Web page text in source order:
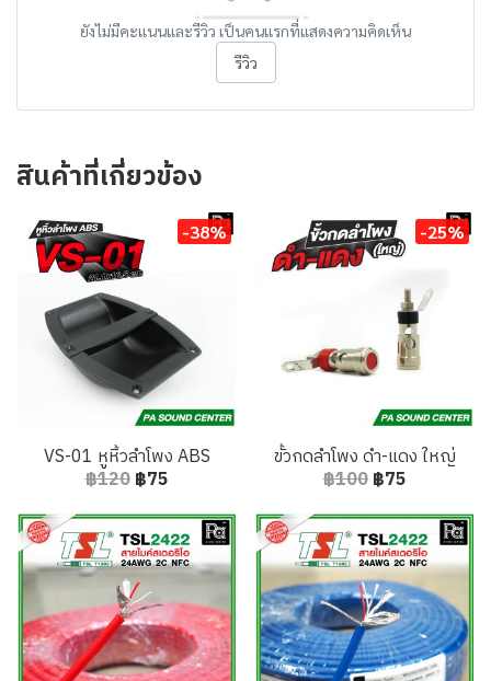
ยังไม่มีคะแนนและรีวิว เป็นคนแรกที่แสดงความคิดเห็น
รีวิว
สินค้าที่เกี่ยวข้อง
-38%
VS-01 หูหิ้วลำโพง ABS
฿120 ฿75
-25%
ขั้วกดลำโพง ดำ-แดง ใหญ่
฿100 ฿75